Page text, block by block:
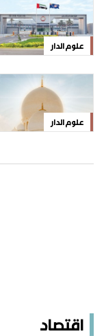
علوم الدار
علوم الدار
اقتصاد